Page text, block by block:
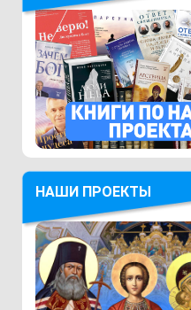
НАШИ ПРОЕКТЫ